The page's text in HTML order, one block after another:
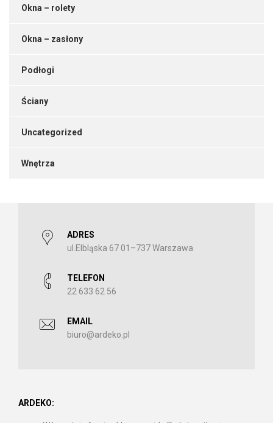
Okna – rolety
Okna – zasłony
Podłogi
Ściany
Uncategorized
Wnętrza
ADRES
ul.Elbląska 67 01–737 Warszawa
TELEFON
22 633 62 56
EMAIL
biuro@ardeko.pl
ARDEKO: